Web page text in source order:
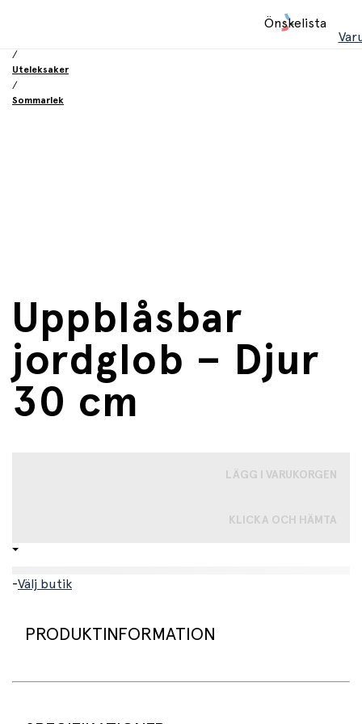
Önskelista
/
Uteleksaker
/
Sommarlek
Uppblåsbar
jordglob – Djur
30 cm
LÄGG I VARUKORGEN
KLICKA OCH HÄMTA
-Välj butik
PRODUKTINFORMATION